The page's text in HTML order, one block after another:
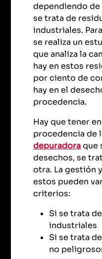
dependiendo
se trata de
industriales.
se realiza un
que analiza la
hay en estos
por ciento de
hay en el
procedencia.
Hay que tener
procedencia de
depuradoraque
desechos, se
otra. La gestión
estos pueden
criterios:
Si se trata
industriales
Si se trata
no